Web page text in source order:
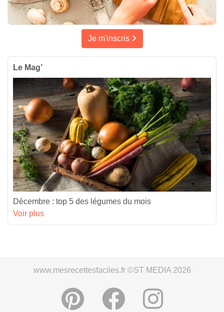
Je m'inscris
Le Mag’
Décembre : top 5 des légumes du mois
Voir plus
www.mesrecettesfaciles.fr ©ST MEDIA 2026